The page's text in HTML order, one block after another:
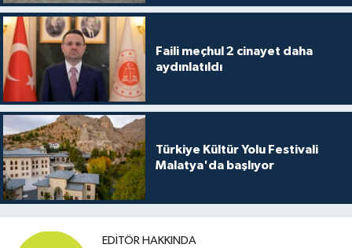
Faili meçhul 2 cinayet daha
aydınlatıldı
Türkiye Kültür Yolu Festivali
Malatya'da başlıyor
EDITÖR HAKKINDA